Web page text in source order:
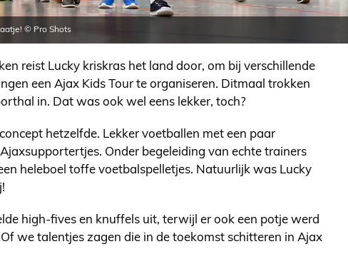
© Pro Shots
reist Lucky kriskras het land door, om bij verschillende
een Ajax Kids Tour te organiseren. Ditmaal trokken
in. Dat was ook wel eens lekker, toch?
hetzelfde. Lekker voetballen met een paar
Onder begeleiding van echte trainers
heleboel toffe voetbalspelletjes. Natuurlijk was Lucky
high-fives en knuffels uit, terwijl er ook een potje werd
we talentjes zagen die in de toekomst schitteren in Ajax